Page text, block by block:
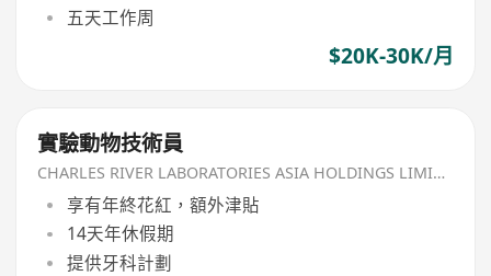
五天工作周
$20K-30K/月
實驗動物技術員
CHARLES RIVER LABORATORIES ASIA HOLDINGS LIMITED
享有年終花紅，額外津貼
14天年休假期
提供牙科計劃